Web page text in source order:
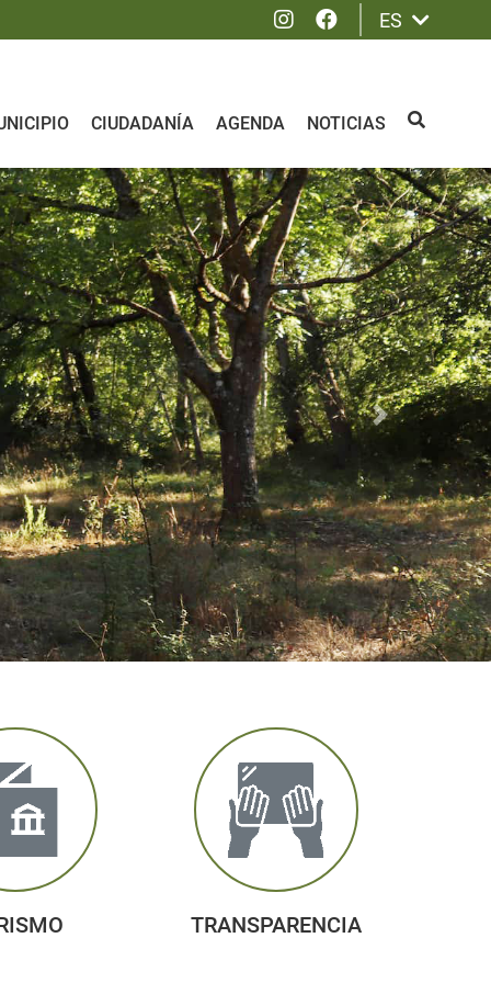
Instagram
Facebook
ES
CIUDADANÍA AGENDA NOTICIAS BUSCAR
Siguiente
TRANSPARENCIA